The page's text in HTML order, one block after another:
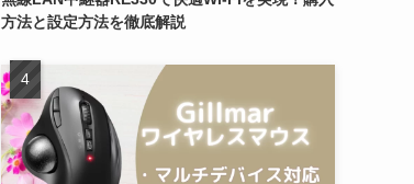
方法と設定方法を徹底解説